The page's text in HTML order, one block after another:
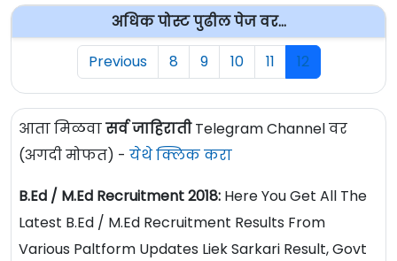
अधिक पोस्ट पुढील पेज वर...
Previous
8 9 10 11 12
आता मिळवासर्व जाहिरातीTelegram Channel वर
(अगदी मोफत) - येथे क्लिक करा
B.Ed / M.Ed Recruitment 2018: Here You Get All The
Latest B.Ed / M.Ed Recruitment Results From
Various Paltform Updates Liek Sarkari Result, Govt